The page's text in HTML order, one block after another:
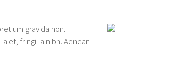
gravida non.
et, fringilla nibh. Aenean